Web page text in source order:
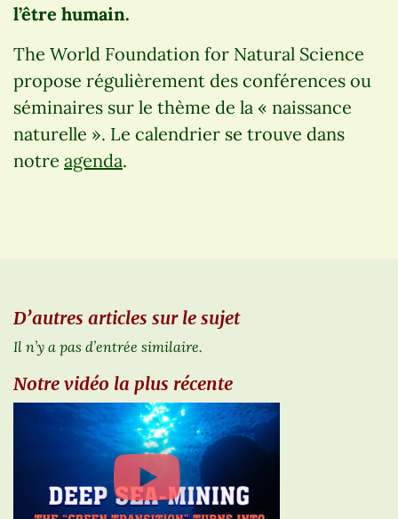
l’être humain.
The World Foundation for Natural Science
propose régulièrement des conférences ou
séminaires sur le thème de la « naissance
naturelle ». Le calendrier se trouve dans
notre agenda.
D’autres articles sur le sujet
Il n’y a pas d’entrée similaire.
Notre vidéo la plus récente